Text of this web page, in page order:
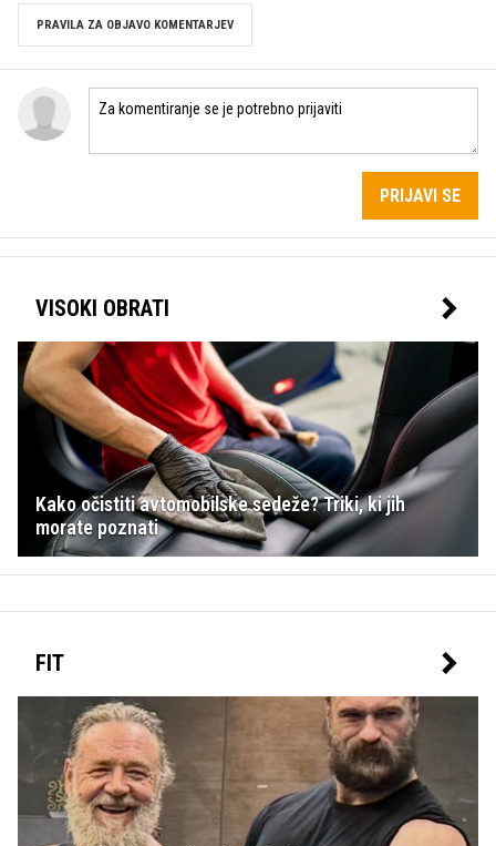
PRAVILA ZA OBJAVO KOMENTARJEV
PRIJAVI SE
VISOKI OBRATI
Kako očistiti avtomobilske sedeže? Triki, ki jih
morate poznati
FIT